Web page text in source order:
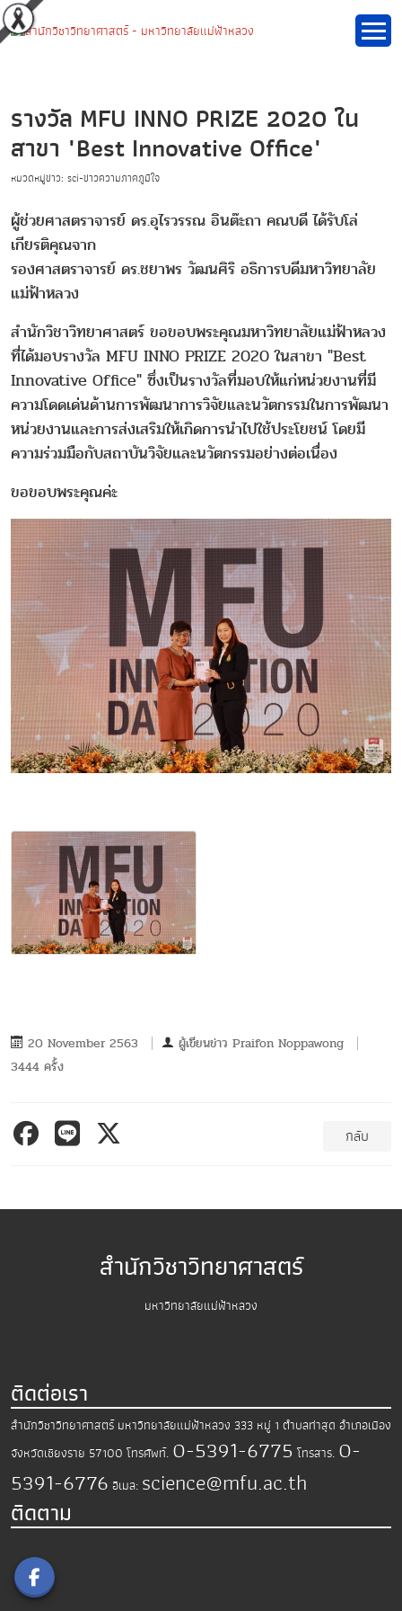
รางวัล MFU INNO PRIZE 2020 ใน
สาขา "Best Innovative Office"
หมวดหมู่ข่าว: sci-ข่าวความภาคภูมิใจ
ผู้ช่วยศาสตราจารย์ ดร.อุไรวรรณ อินต๊ะถา คณบดี ได้รับโล่
เกียรติคุณจาก
รองศาสตราจารย์ ดร.ชยาพร วัฒนศิริ อธิการบดีมหาวิทยาลัย
แม่ฟ้าหลวง
สำนักวิชาวิทยาศาสตร์ ขอขอบพระคุณมหาวิทยาลัยแม่ฟ้าหลวง
ที่ได้มอบรางวัล MFU INNO PRIZE 2020 ในสาขา "Best
Innovative Office" ซึ่งเป็นรางวัลที่มอบให้แก่หน่วยงานที่มี
ความโดดเด่นด้านการพัฒนาการวิจัยและนวัตกรรมในการพัฒนา
หน่วยงานและการส่งเสริมให้เกิดการนำไปใช้ประโยชน์ โดยมี
ความร่วมมือกับสถาบันวิจัยและนวัตกรรมอย่างต่อเนื่อง
ขอขอบพระคุณค่ะ
20 November 2563 ผู้เขียนข่าว Praifon Noppawong
3444 ครั้ง
กลับ
สำนักวิชาวิทยาศาสตร์
มหาวิทยาลัยแม่ฟ้าหลวง
ติดต่อเรา
สำนักวิชาวิทยาศาสตร์ มหาวิทยาลัยแม่ฟ้าหลวง 333 หมู่ 1 ตำบลท่าสุด อำเภอเมือง
จังหวัดเชียงราย 57100 โทรศัพท์. 0-5391-6775 โทรสาร. 0-
5391-6776 อีเมล: science@mfu.ac.th
ติดตาม